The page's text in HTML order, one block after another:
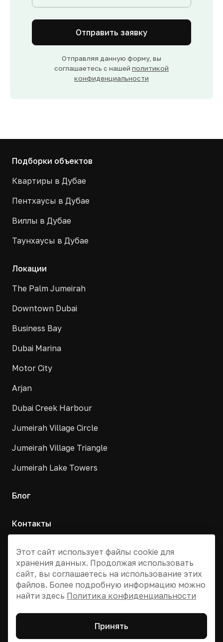
Отправить заявку
Отправляя данную форму, вы
соглашаетесь с нашей политикой
конфиденциальности
Подборки объектов
Квартиры в Дубае
Пентхаусы в Дубае
Виллы в Дубае
Таунхаусы в Дубае
Локации
The Palm Jumeirah
Downtown Dubai
Business Bay
Dubai Marina
Motor City
Arjan
Dubai Creek Harbour
Jumeirah Village Circle
Jumeirah Village Triangle
Jumeirah Lake Towers
Блог
Контакты
+7 495 955 13 12
info@dvizhdubai.ru
© 2026 DV Dubai Global
Политика конфиденциальности
Этот сайт использует файлы cookie для
хранения данных. Продолжая использовать
сайт, вы соглашаетесь на использование этих
файлов. Более подробную информацию можно
найти здесь Политика конфиденциальности
Принять